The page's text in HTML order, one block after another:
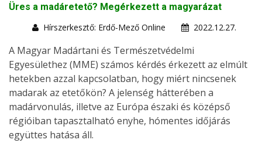
Üres a madáretető? Megérkezett a magyarázat
Hírszerkesztő: Erdő-Mező Online
2022.12.27.
A Magyar Madártani és Természetvédelmi
Egyesülethez (MME) számos kérdés érkezett az elmúlt
hetekben azzal kapcsolatban, hogy miért nincsenek
madarak az etetőkön? A jelenség hátterében a
madárvonulás, illetve az Európa északi és középső
régióiban tapasztalható enyhe, hómentes időjárás
együttes hatása áll.